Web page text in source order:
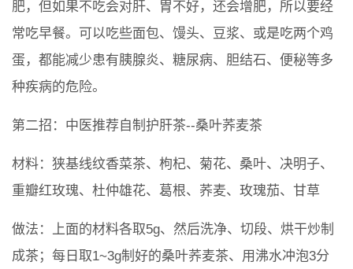
肥，但如果不吃会对肝、胃不好，还会增肥，所以要经
常吃早餐。可以吃些面包、馒头、豆浆、或是吃两个鸡
蛋，都能减少患有胰腺炎、糖尿病、胆结石、便秘等多
种疾病的危险。
第二招：中医推荐自制护肝茶--桑叶荞麦茶
材料：狭基线纹香菜茶、枸杞、菊花、桑叶、决明子、
重瓣红玫瑰、杜仲雄花、葛根、荞麦、玫瑰茄、甘草
做法：上面的材料各取5g、然后洗净、切段、烘干炒制
成茶；每日取1~3g制好的桑叶荞麦茶、用沸水冲泡3分